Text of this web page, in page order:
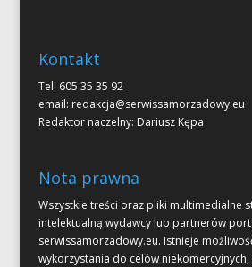
Kontakt
Tel: 605 35 35 92
email: redakcja@serwissamorzadowy.eu
Redaktor naczelny: Dariusz Kępa
Nota prawna
Wszystkie treści oraz pliki multimedialne
intelektualną wydawcy lub partnerów
serwissamorzadowy.eu. Istnieje
wykorzystania do celów